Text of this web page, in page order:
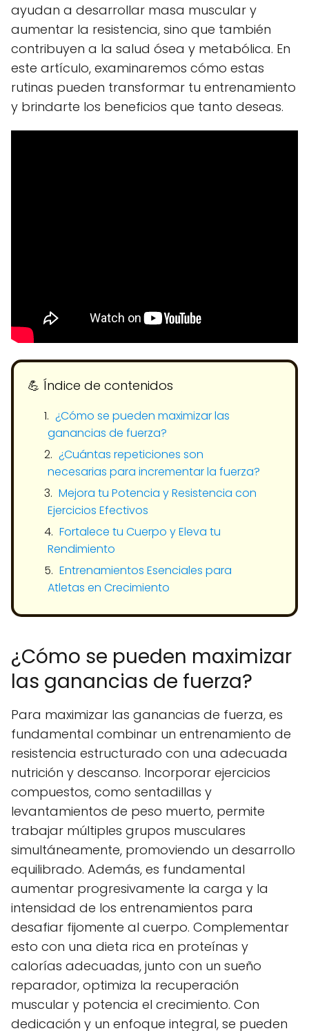
ayudan a desarrollar masa muscular y
aumentar la resistencia, sino que también
contribuyen a la salud ósea y metabólica. En
este artículo, examinaremos cómo estas
rutinas pueden transformar tu entrenamiento
y brindarte los beneficios que tanto deseas.
💪​ Índice de contenidos
¿Cómo se pueden maximizar las
ganancias de fuerza?
¿Cuántas repeticiones son
necesarias para incrementar la fuerza?
Mejora tu Potencia y Resistencia con
Ejercicios Efectivos
Fortalece tu Cuerpo y Eleva tu
Rendimiento
Entrenamientos Esenciales para
Atletas en Crecimiento
¿Cómo se pueden maximizar
las ganancias de fuerza?
Para maximizar las ganancias de fuerza, es
fundamental combinar un entrenamiento de
resistencia estructurado con una adecuada
nutrición y descanso. Incorporar ejercicios
compuestos, como sentadillas y
levantamientos de peso muerto, permite
trabajar múltiples grupos musculares
simultáneamente, promoviendo un desarrollo
equilibrado. Además, es fundamental
aumentar progresivamente la carga y la
intensidad de los entrenamientos para
desafiar fijomente al cuerpo. Complementar
esto con una dieta rica en proteínas y
calorías adecuadas, junto con un sueño
reparador, optimiza la recuperación
muscular y potencia el crecimiento. Con
dedicación y un enfoque integral, se pueden